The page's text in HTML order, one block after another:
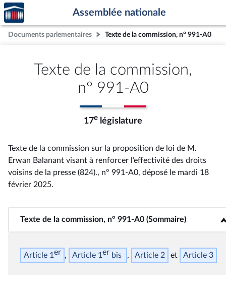
Aller au contenu
Aller en bas de la page
Accèder
à la
page
d'accueil
Assemblée nationale
Documents parlementaires Texte de la commission, n° 991-A0
Texte de la commission,
n° 991-A0
17e législature
Texte de la commission sur la proposition de loi de M.
Erwan Balanant visant à renforcer l’effectivité des droits
voisins de la presse (824)., n° 991-A0, déposé le mardi 18
février 2025.
Texte de la commission, n° 991-A0 (Sommaire)
<b>Texte de la commission, n° 991-A0 (Sommaire)</b>
Article 1er Article 1er bis Article 2 Article 3